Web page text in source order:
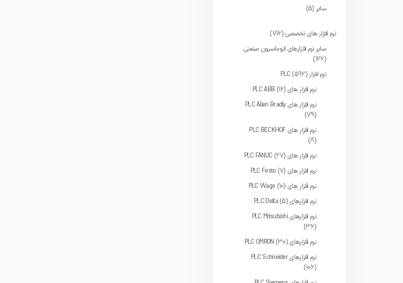
سایر 5
نرم افزار های تخصصی 716
سایر نرم افزارهای اتوماسیون صنعتی
126
نرم افزار PLC 592
نرم افزار های PLC ABB 16
نرم افزار های PLC Allen Bradly
79
نرم افزار های PLC BECKHOF
8
نرم افزار های PLC FANUC 27
نرم افزار های PLC Festo 7
نرم افزار های PLC Wago 10
نرم‌ افزارهای PLC Delta 5
نرم افزارهای PLC Mitsubishi
36
نرم افزارهای PLC OMRON 30
نرم افزارهای PLC Schneider
106